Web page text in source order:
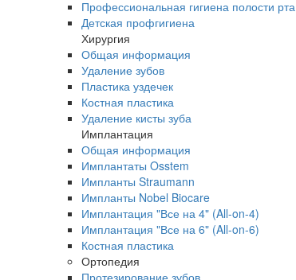
Профессиональная гигиена полости рта
Детская профгигиена
Хирургия
Общая информация
Удаление зубов
Пластика уздечек
Костная пластика
Удаление кисты зуба
Имплантация
Общая информация
Имплантаты Osstem
Импланты Straumann
Импланты Nobel Biocare
Имплантация "Все на 4" (All-on-4)
Имплантация "Все на 6" (All-on-6)
Костная пластика
Ортопедия
Протезирование зубов